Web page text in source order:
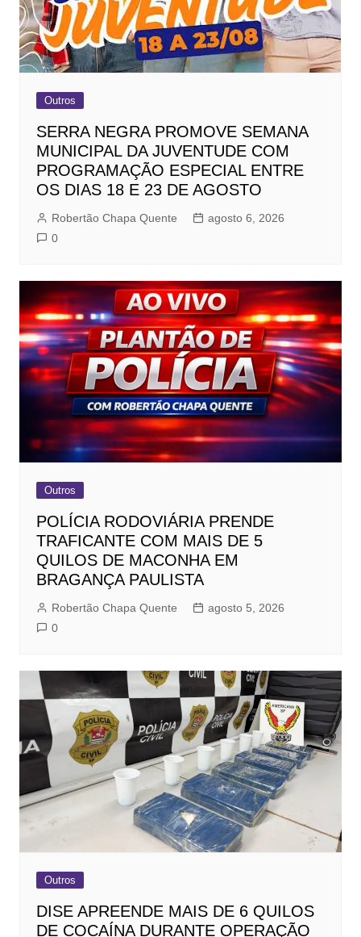
Outros
SERRA NEGRA PROMOVE SEMANA
MUNICIPAL DA JUVENTUDE COM
PROGRAMAÇÃO ESPECIAL ENTRE
OS DIAS 18 E 23 DE AGOSTO
Robertão Chapa Quente
agosto 6, 2026
0
Outros
POLÍCIA RODOVIÁRIA PRENDE
TRAFICANTE COM MAIS DE 5
QUILOS DE MACONHA EM
BRAGANÇA PAULISTA
Robertão Chapa Quente
agosto 5, 2026
0
Outros
DISE APREENDE MAIS DE 6 QUILOS
DE COCAÍNA DURANTE OPERAÇÃO